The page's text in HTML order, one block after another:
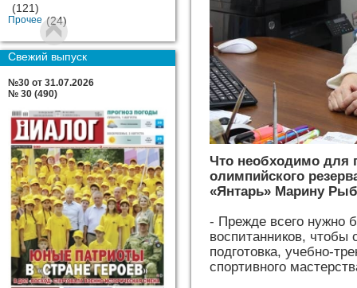
(121)
Прочее (24)
Свежий выпуск
№30 от 31.07.2026
№ 30 (490)
Что необходимо для
олимпийского
«Янтарь» Марину
- Прежде всего нужно
воспитанников,
подготовка, учебно-
спортивного